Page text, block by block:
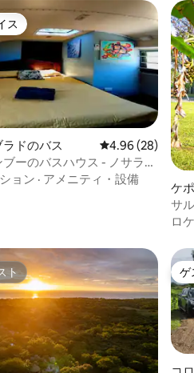
つ星の平均評価
ス
ス
ドのバス レビュー28件、
4.96 (28)
ーのバスハウス - ノサラと
ビーチ
ョン · アメニティ・設備
ケ
サ
ロ
ト
ト ゲ
ゲ